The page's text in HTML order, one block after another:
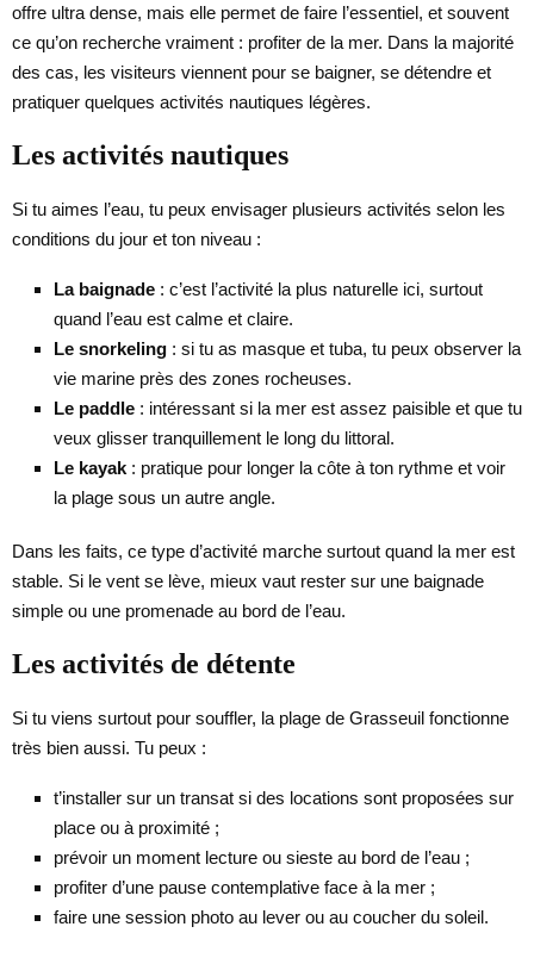
offre ultra dense, mais elle permet de faire l’essentiel, et souvent
ce qu’on recherche vraiment : profiter de la mer. Dans la majorité
des cas, les visiteurs viennent pour se baigner, se détendre et
pratiquer quelques activités nautiques légères.
Les activités nautiques
Si tu aimes l’eau, tu peux envisager plusieurs activités selon les
conditions du jour et ton niveau :
La baignade : c’est l’activité la plus naturelle ici, surtout
quand l’eau est calme et claire.
Le snorkeling : si tu as masque et tuba, tu peux observer la
vie marine près des zones rocheuses.
Le paddle : intéressant si la mer est assez paisible et que tu
veux glisser tranquillement le long du littoral.
Le kayak : pratique pour longer la côte à ton rythme et voir
la plage sous un autre angle.
Dans les faits, ce type d’activité marche surtout quand la mer est
stable. Si le vent se lève, mieux vaut rester sur une baignade
simple ou une promenade au bord de l’eau.
Les activités de détente
Si tu viens surtout pour souffler, la plage de Grasseuil fonctionne
très bien aussi. Tu peux :
t’installer sur un transat si des locations sont proposées sur
place ou à proximité ;
prévoir un moment lecture ou sieste au bord de l’eau ;
profiter d’une pause contemplative face à la mer ;
faire une session photo au lever ou au coucher du soleil.